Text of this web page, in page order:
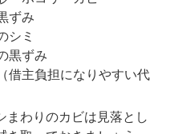
ずみ
シミ
黒ずみ
借主負担になりやすい代
まわりのカビは見落とし